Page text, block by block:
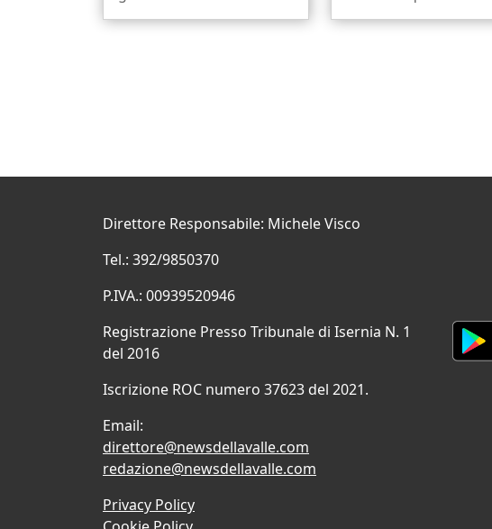
Direttore Responsabile: Michele Visco
Tel.: 392/9850370
P.IVA.: 00939520946
Registrazione Presso Tribunale di Isernia N. 1
del 2016
Iscrizione ROC numero 37623 del 2021.
Email:
direttore@newsdellavalle.com
redazione@newsdellavalle.com
Privacy Policy